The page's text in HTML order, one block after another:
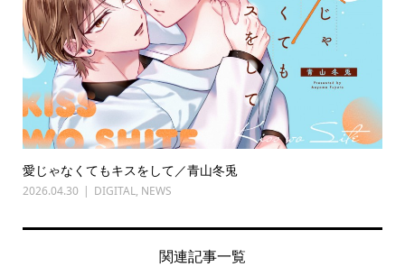
愛じゃなくてもキスをして／青山冬兎
2026.04.30 DIGITAL, NEWS
関連記事一覧